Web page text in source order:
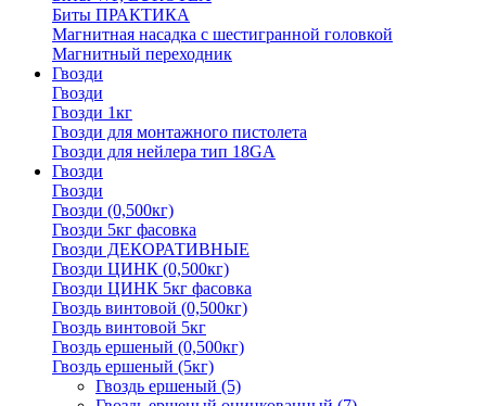
Биты ПРАКТИКА
Магнитная насадка с шестигранной головкой
Магнитный переходник
Гвозди
Гвозди
Гвозди 1кг
Гвозди для монтажного пистолета
Гвозди для нейлера тип 18GA
Гвозди
Гвозди
Гвозди (0,500кг)
Гвозди 5кг фасовка
Гвозди ДЕКОРАТИВНЫЕ
Гвозди ЦИНК (0,500кг)
Гвозди ЦИНК 5кг фасовка
Гвоздь винтовой (0,500кг)
Гвоздь винтовой 5кг
Гвоздь ершеный (0,500кг)
Гвоздь ершеный (5кг)
Гвоздь ершеный (5)